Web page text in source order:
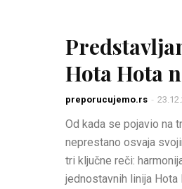
Hota Hota
preporucujemo.rs -
Od kada se pojavio na
neprestano osvaja
tri ključne reči:
jednostavnih linija